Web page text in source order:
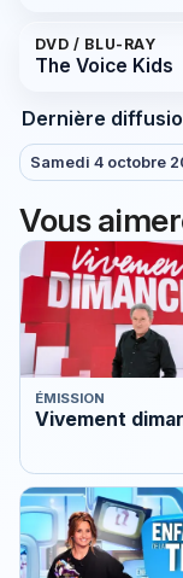
DVD / BLU-RAY
The Voice Kids
Dernière
Samedi 4 octobre
Vous
ÉMISSION
Vivement